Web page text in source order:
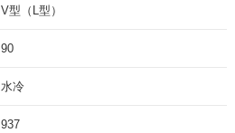
V型（L型）
90
水冷
937